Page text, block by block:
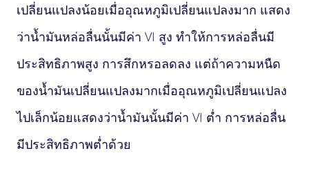
เปลี่ยนแปลงน้อยเมื่ออุณหภูมิเปลี่ยนแปลงมาก แสดง
ว่าน้ำมันหล่อลื่นนั้นมีค่า VI สูง ทำให้การหล่อลื่นมี
ประสิทธิภาพสูง การสึกหรอลดลง แต่ถ้าความหนืด
ของน้ำมันเปลี่ยนแปลงมากเมื่ออุณหภูมิเปลี่ยนแปลง
ไปเล็กน้อยแสดงว่าน้ำมันนั้นมีค่า VI ต่ำ การหล่อลื่น
มีประสิทธิภาพต่ำด้วย